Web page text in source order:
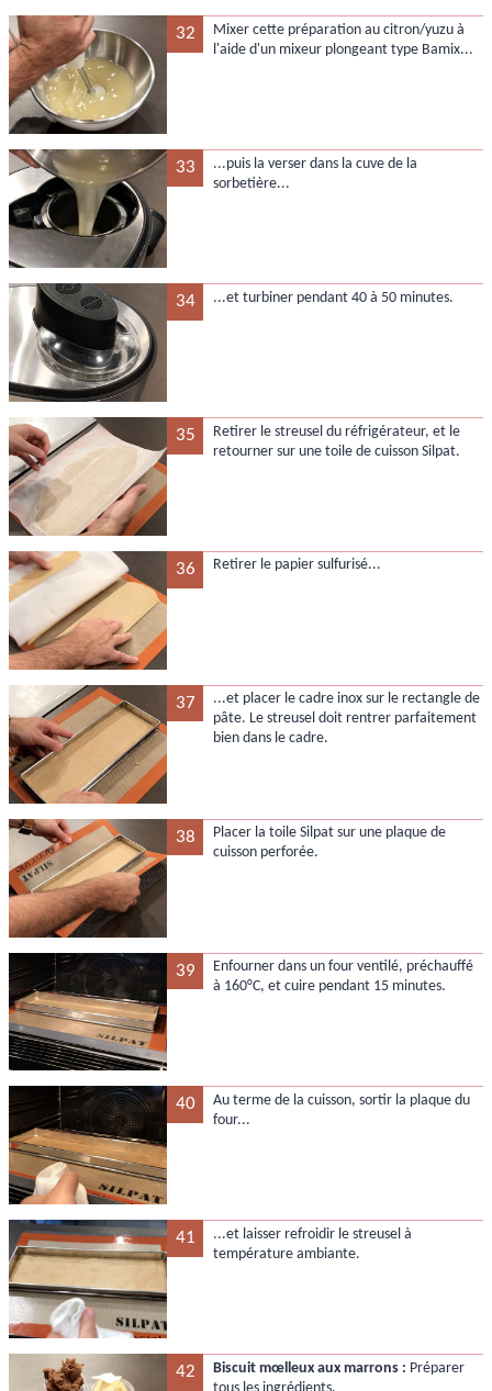
32
Mixer cette préparation au citron/yuzu à
l'aide d'un mixeur plongeant type Bamix...
33
...puis la verser dans la cuve de la
sorbetière...
34 ...et turbiner pendant 40 à 50 minutes.
35
Retirer le streusel du réfrigérateur, et le
retourner sur une toile de cuisson Silpat.
36 Retirer le papier sulfurisé...
37
...et placer le cadre inox sur le rectangle de
pâte. Le streusel doit rentrer parfaitement
bien dans le cadre.
38
Placer la toile Silpat sur une plaque de
cuisson perforée.
39
Enfourner dans un four ventilé, préchauffé
à 160°C, et cuire pendant 15 minutes.
40
Au terme de la cuisson, sortir la plaque du
four...
41
...et laisser refroidir le streusel à
température ambiante.
42 Biscuit mœlleux aux marrons : Préparer